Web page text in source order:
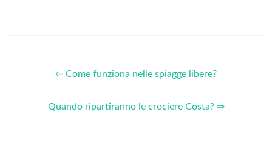
⇐ Come funziona nelle spiagge libere?
Quando ripartiranno le crociere Costa? ⇒